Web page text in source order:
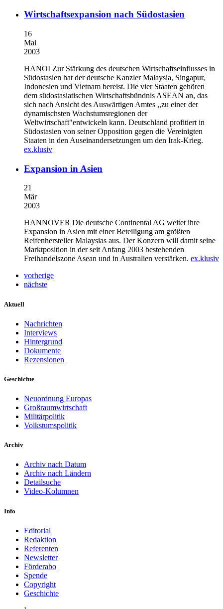
Wirtschaftsexpansion nach Südostasien
16
Mai
2003
HANOI Zur Stärkung des deutschen Wirtschaftseinflusses in
Südostasien hat der deutsche Kanzler Malaysia, Singapur,
Indonesien und Vietnam bereist. Die vier Staaten gehören
dem südostasiatischen Wirtschaftsbündnis ASEAN an, das
sich nach Ansicht des Auswärtigen Amtes ,,zu einer der
dynamischsten Wachstumsregionen der
Weltwirtschaft"entwickeln kann. Deutschland profitiert in
Südostasien von seiner Opposition gegen die Vereinigten
Staaten in den Auseinandersetzungen um den Irak-Krieg.
ex.klusiv
Expansion in Asien
21
Mär
2003
HANNOVER Die deutsche Continental AG weitet ihre
Expansion in Asien mit einer Beteiligung am größten
Reifenhersteller Malaysias aus. Der Konzern will damit seine
Marktposition in der seit Anfang 2003 bestehenden
Freihandelszone Asean und in Australien verstärken. ex.klusiv
vorherige
nächste
Aktuell
Nachrichten
Interviews
Hintergrund
Dokumente
Rezensionen
Geschichte
Neuordnung Europas
Großraumwirtschaft
Militärpolitik
Volkstumspolitik
Archiv
Archiv nach Datum
Archiv nach Ländern
Detailsuche
Video-Kolumnen
Info
Editorial
Redaktion
Referenten
Newsletter
Förderabo
Spende
Copyright
Geschichte